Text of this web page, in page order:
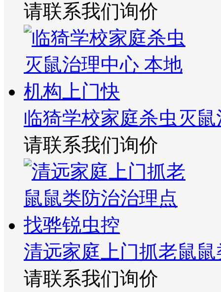
请联系我们询价
临猗学校家庭杀虫灭
请联系我们询价
清远家庭上门抓老鼠
请联系我们询价